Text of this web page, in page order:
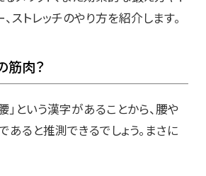
ストレッチのやり方を紹介します。
筋肉？
」という漢字があることから、腰や
ると推測できるでしょう。まさに